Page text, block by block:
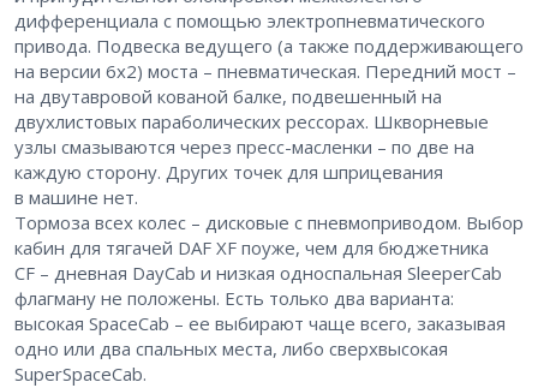
дифференциала с помощью электропневматического
привода. Подвеска ведущего (а также поддерживающего
на версии 6х2) моста – ​пневматическая. Передний мост – ​
на двутавровой кованой балке, подвешенный на
двухлистовых параболических рессорах. Шкворневые
узлы смазываются через пресс-масленки – ​по две на
каждую сторону. Других точек для шприцевания
в машине нет.
Тормоза всех колес – ​дисковые с пневмоприводом. Выбор
кабин для тягачей DAF XF поуже, чем для бюджетника
CF – ​дневная DayCab и низкая односпальная SleeperCab
флагману не положены. Есть только два варианта:
высокая SpaceCab – ​ее выбирают чаще всего, заказывая
одно или два спальных места, либо сверхвысокая
SuperSpaceCab.